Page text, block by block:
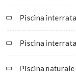
Piscina
Piscina
Piscina naturale